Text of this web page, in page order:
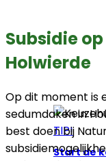
TIP!
Start de
Subsidie
Holwierde
Op dit moment is
sedumdaken in
best doen bij